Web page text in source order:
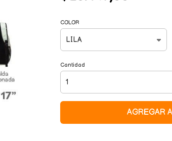
COLOR
Cantidad
AGREGAR